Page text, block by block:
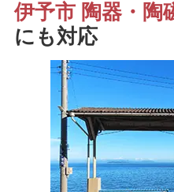
伊予市 陶器・陶
にも対応